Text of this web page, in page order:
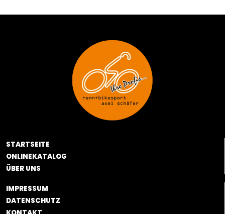
STARTSEITE
ONLINEKATALOG
ÜBER UNS
IMPRESSUM
DATENSCHUTZ